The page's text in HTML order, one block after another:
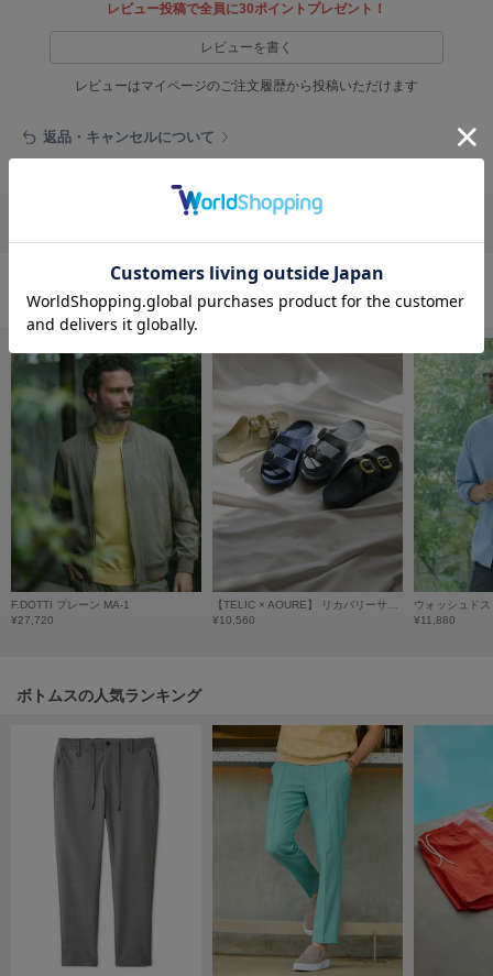
ファーファー
gelato pique Sleep
グラミチ
へノン
HUNTER
ハンター
HOKA ONEONE
ホカ オネオネ
LAATO
レスポートサック
レビュー投稿で全員に30ポイントプレゼント！
レビューを書く
レビューはマイページのご注文履歴から投稿いただけます
返品・キャンセルについて
おすすめ商品
F.DOTTI プレーン MA-1
¥27,720
¥10,560
ウォッシュド
¥11,880
ボトムスの人気ランキング